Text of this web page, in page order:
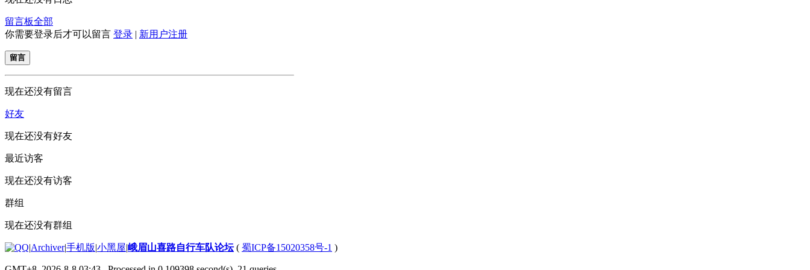
留言板全部
你需要登录后才可以留言 登录 | 新用户注册
留言
现在还没有留言
好友
现在还没有好友
最近访客
现在还没有访客
群组
现在还没有群组
|Archiver|手机版|小黑屋|峨眉山喜路自行车队论坛( 蜀ICP备15020358号-1 )